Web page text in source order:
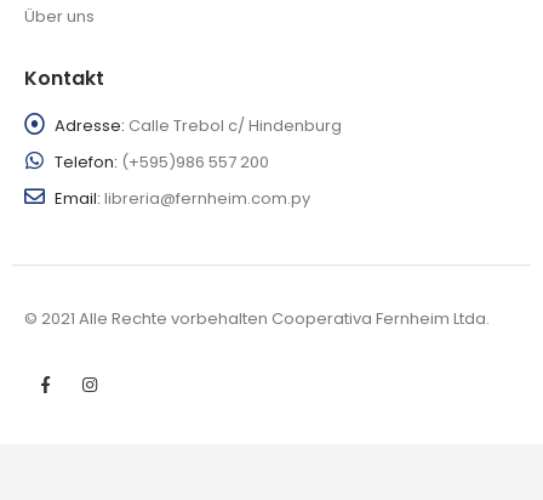
Über uns
Kontakt
Adresse: Calle Trebol c/ Hindenburg
Telefon: (+595)986 557 200
Email: libreria@fernheim.com.py
© 2021 Alle Rechte vorbehalten Cooperativa Fernheim Ltda.